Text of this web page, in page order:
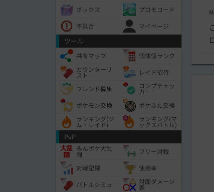
ボックス
プロモコード
不具合
マイページ
ツール
共有マップ
個体値ランク
カウンターリ
スト
レイド招待
フレンド募集
コンプチェッ
カー
ポケモン交換
ポケふた交換
ランキング(ジ
ム・レイド)
ランキング(マ
ックスバトル)
PvP
みんポケ大乱
闘
フリー対戦
対戦記録
使用率
バトルシミュ
対面ダメージ
表